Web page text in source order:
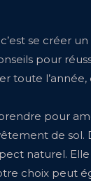
se créer
pour
toute l’année,
pour
de
naturel.
choix peut